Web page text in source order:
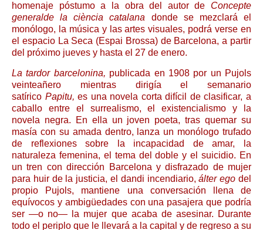
homenaje póstumo a la obra del autor de Concepte
generalde la ciència catalana donde se mezclará el
monólogo, la música y las artes visuales, podrá verse en
el espacio La Seca (Espai Brossa) de Barcelona, a partir
del próximo jueves y hasta el 27 de enero.
La tardor barcelonina, publicada en 1908 por un Pujols
veinteañero mientras dirigía el semanario
satírico Papitu, es una novela corta difícil de clasificar, a
caballo entre el surrealismo, el existencialismo y la
novela negra. En ella un joven poeta, tras quemar su
masía con su amada dentro, lanza un monólogo trufado
de reflexiones sobre la incapacidad de amar, la
naturaleza femenina, el tema del doble y el suicidio. En
un tren con dirección Barcelona y disfrazado de mujer
para huir de la justicia, el dandi incendiario,álter ego del
propio Pujols, mantiene una conversación llena de
equívocos y ambigüedades con una pasajera que podría
ser —o no— la mujer que acaba de asesinar. Durante
todo el periplo que le llevará a la capital y de regreso a su